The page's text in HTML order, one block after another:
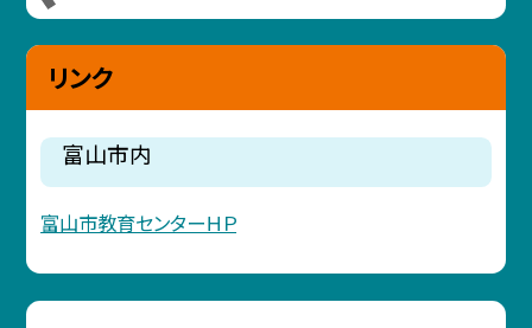
リンク
富山市内
富山市教育センターＨＰ